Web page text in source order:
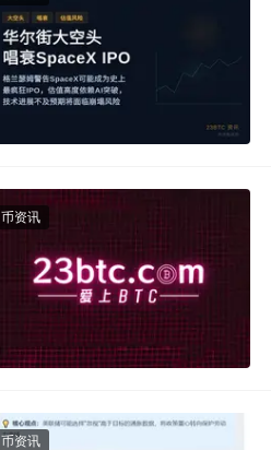
币资讯
币资讯